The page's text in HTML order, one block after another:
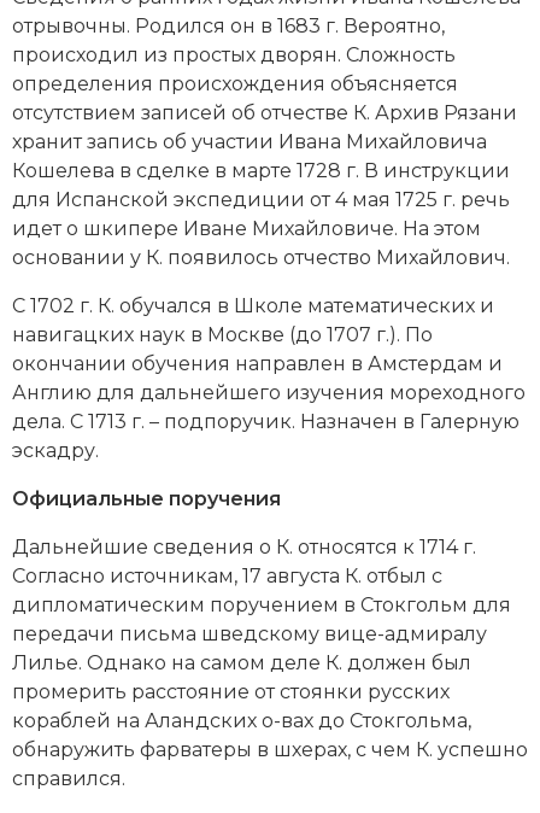
Генеалогия, геральдика
Государство и право
Европа
Империи
Историческая география и топонимика
История материальной и духовной культуры
История международных отношений
История, философия, теория и методология
исторического знания
Итория международных отношений
Латинская Америка
Новейшая история
Нумизматика
Образование
Общественные объединения и организации
отрывочны. Родился он в 1683 г. Вероятно,
происходил из простых дворян. Сложность
определения происхождения объясняется
отсутствием записей об отчестве К. Архив Рязани
хранит запись об участии Ивана Михайловича
Кошелева в сделке в марте 1728 г. В инструкции
для Испанской экспедиции от 4 мая 1725 г. речь
идет о шкипере Иване Михайловиче. На этом
основании у К. появилось отчество Михайлович.
С 1702 г. К. обучался в Школе математических и
навигацких наук в Москве (до 1707 г.). По
окончании обучения направлен в Амстердам и
Англию для дальнейшего изучения мореходного
дела. С 1713 г. – подпоручик. Назначен в Галерную
эскадру.
Официальные поручения
Дальнейшие сведения о К. относятся к 1714 г.
Согласно источникам, 17 августа К. отбыл с
дипломатическим поручением в Стокгольм для
передачи письма шведскому вице-адмиралу
Лилье. Однако на самом деле К. должен был
промерить расстояние от стоянки русских
кораблей на Аландских о-вах до Стокгольма,
обнаружить фарватеры в шхерах, с чем К. успешно
справился.